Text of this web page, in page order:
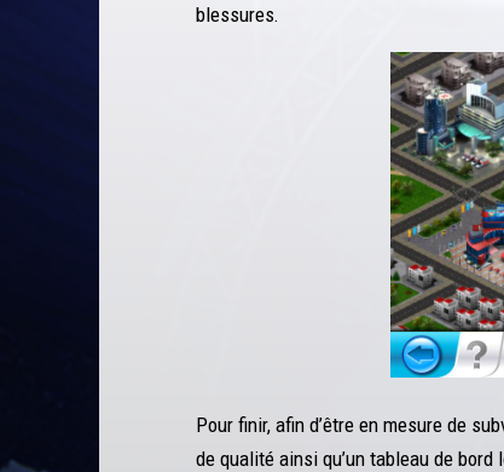
blessures.
Pour finir, afin d’être en mesure de
de qualité ainsi qu’un tableau de